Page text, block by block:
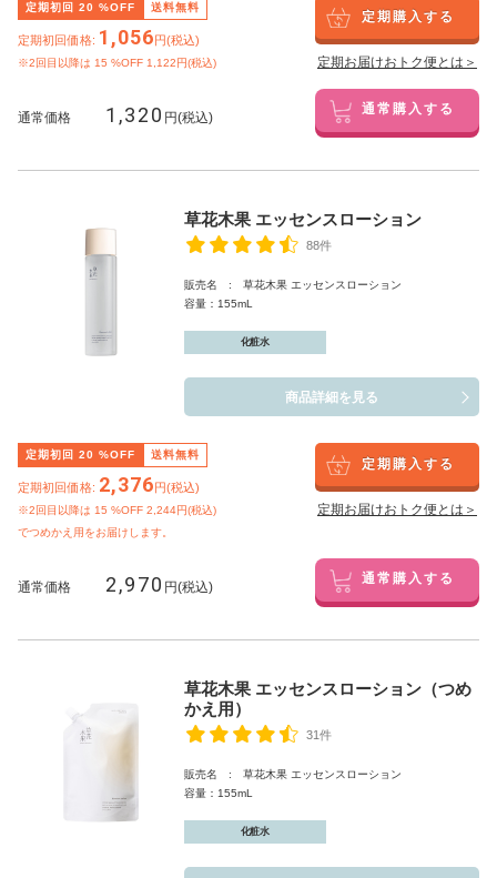
定期初回 20 %OFF 送料無料
定期初回価格: 1,056円(税込)
※2回目以降は 15 %OFF 1,122円(税込)
定期購入する
定期お届けおトク便とは＞
通常価格 1,320 円(税込) 通常購入する
草花木果 エッセンスローション
88件
販売名 : 草花木果 エッセンスローション
容量：155mL
化粧水
商品詳細を見る
定期初回 20 %OFF 送料無料
定期初回価格: 2,376円(税込)
※2回目以降は 15 %OFF 2,244円(税込)
でつめかえ用をお届けします。
定期購入する
定期お届けおトク便とは＞
通常価格 2,970 円(税込) 通常購入する
草花木果 エッセンスローション（つめ
かえ用）
31件
販売名 : 草花木果 エッセンスローション
容量：155mL
化粧水